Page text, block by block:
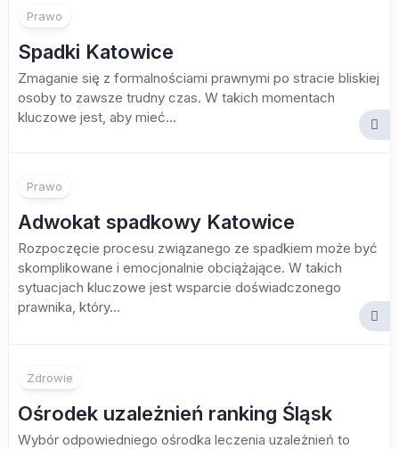
Prawo
Spadki Katowice
Zmaganie się z formalnościami prawnymi po stracie bliskiej
osoby to zawsze trudny czas. W takich momentach
kluczowe jest, aby mieć...
Prawo
Adwokat spadkowy Katowice
Rozpoczęcie procesu związanego ze spadkiem może być
skomplikowane i emocjonalnie obciążające. W takich
sytuacjach kluczowe jest wsparcie doświadczonego
prawnika, który...
Zdrowie
Ośrodek uzależnień ranking Śląsk
Wybór odpowiedniego ośrodka leczenia uzależnień to